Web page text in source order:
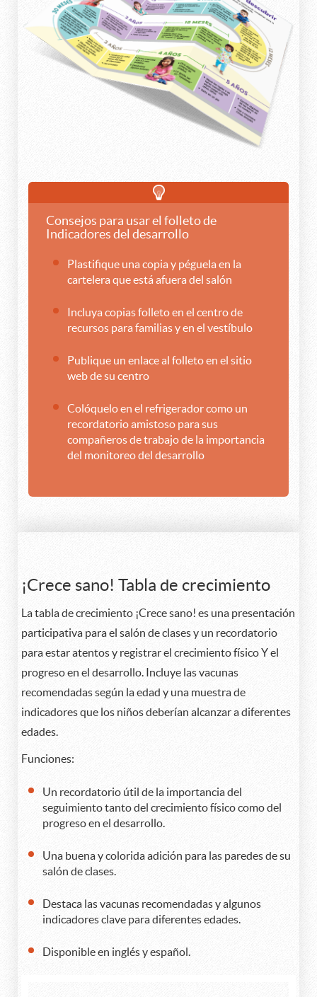
Consejos para usar el folleto de
Indicadores del desarrollo
Plastifique una copia y péguela en la
cartelera que está afuera del salón
Incluya copias folleto en el centro de
recursos para familias y en el vestíbulo
Publique un enlace al folleto en el sitio
web de su centro
Colóquelo en el refrigerador como un
recordatorio amistoso para sus
compañeros de trabajo de la importancia
del monitoreo del desarrollo
¡Crece sano! Tabla de crecimiento
La tabla de crecimiento ¡Crece sano! es una presentación
participativa para el salón de clases y un recordatorio
para estar atentos y registrar el crecimiento físico Y el
progreso en el desarrollo. Incluye las vacunas
recomendadas según la edad y una muestra de
indicadores que los niños deberían alcanzar a diferentes
edades.
Funciones:
Un recordatorio útil de la importancia del
seguimiento tanto del crecimiento físico como del
progreso en el desarrollo.
Una buena y colorida adición para las paredes de su
salón de clases.
Destaca las vacunas recomendadas y algunos
indicadores clave para diferentes edades.
Disponible en inglés y español.